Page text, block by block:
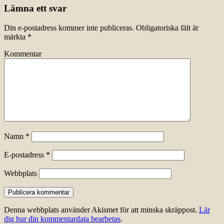
Lämna ett svar
Din e-postadress kommer inte publiceras. Obligatoriska fält är
märkta *
Kommentar
Namn *
E-postadress *
Webbplats
Denna webbplats använder Akismet för att minska skräppost. Lär
dig hur din kommentardata bearbetas.